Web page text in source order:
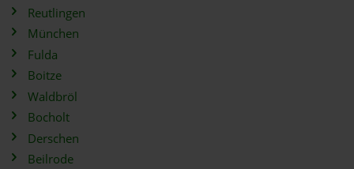
Reutlingen
München
Fulda
Boitze
Waldbröl
Bocholt
Derschen
Beilrode